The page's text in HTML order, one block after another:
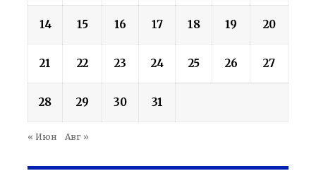
14 15 16 17 18 19 20
21 22 23 24 25 26 27
28 29 30 31
« Июн Авг »